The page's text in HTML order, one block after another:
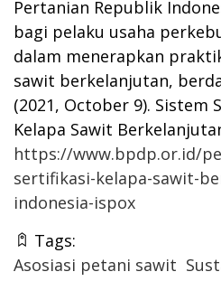
Pertanian Republik
bagi pelaku usaha
dalam menerapkan
sawit berkelanjutan,
(2021, October 9). Sistem
Kelapa Sawit
https://www.bpdp.or.id/
sertifikasi-kelapa-sawit-
indonesia-ispox
Tags:
Asosiasi petani sawit